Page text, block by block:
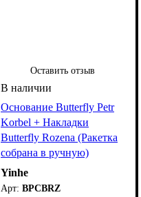
Оставить отзыв
Основание Butterfly Petr
Korbel + Накладки
Butterfly Rozena (Ракетка
собрана в ручную)
Yinhe
BPCBRZ